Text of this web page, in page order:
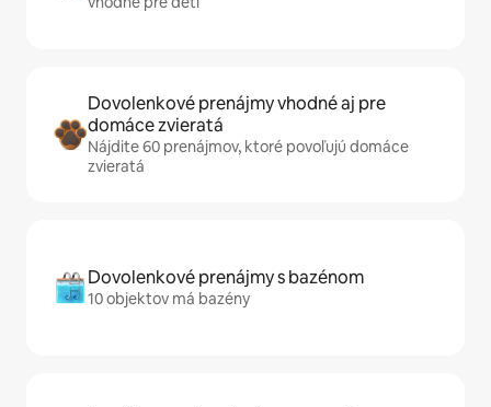
Dovolenkové prenájmy vhodné aj pre
domáce zvieratá
Nájdite 60 prenájmov, ktoré povoľujú domáce
zvieratá
Dovolenkové prenájmy s bazénom
10 objektov má bazény